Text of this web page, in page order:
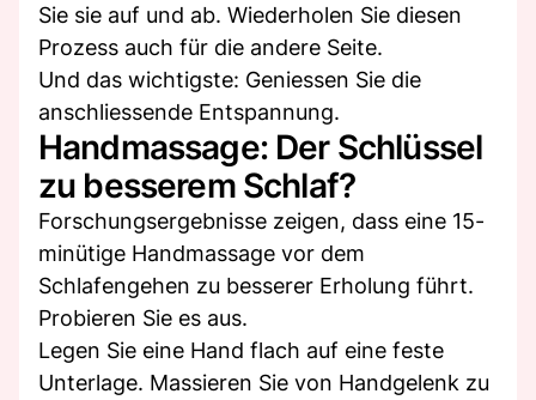
Sie sie auf und ab. Wiederholen Sie diesen
Prozess auch für die andere Seite.
Und das wichtigste: Geniessen Sie die
anschliessende Entspannung.
Handmassage: Der Schlüssel
zu besserem Schlaf?
Forschungsergebnisse zeigen, dass eine 15-
minütige Handmassage vor dem
Schlafengehen zu besserer Erholung führt.
Probieren Sie es aus.
Legen Sie eine Hand flach auf eine feste
Unterlage. Massieren Sie von Handgelenk zu